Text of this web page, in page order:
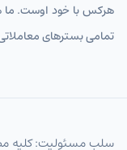
هرکس با خود اوست. ما
تمامی بسترهای
سلب مسئولیت: کلیه